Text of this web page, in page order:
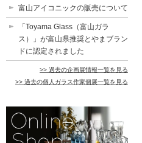
富山アイコニックの販売について
「Toyama Glass（富山ガラ
ス）」が富山県推奨とやまブラン
ドに認定されました
>> 過去の企画展情報一覧を見る
>> 過去の個人ガラス作家個展一覧を見る